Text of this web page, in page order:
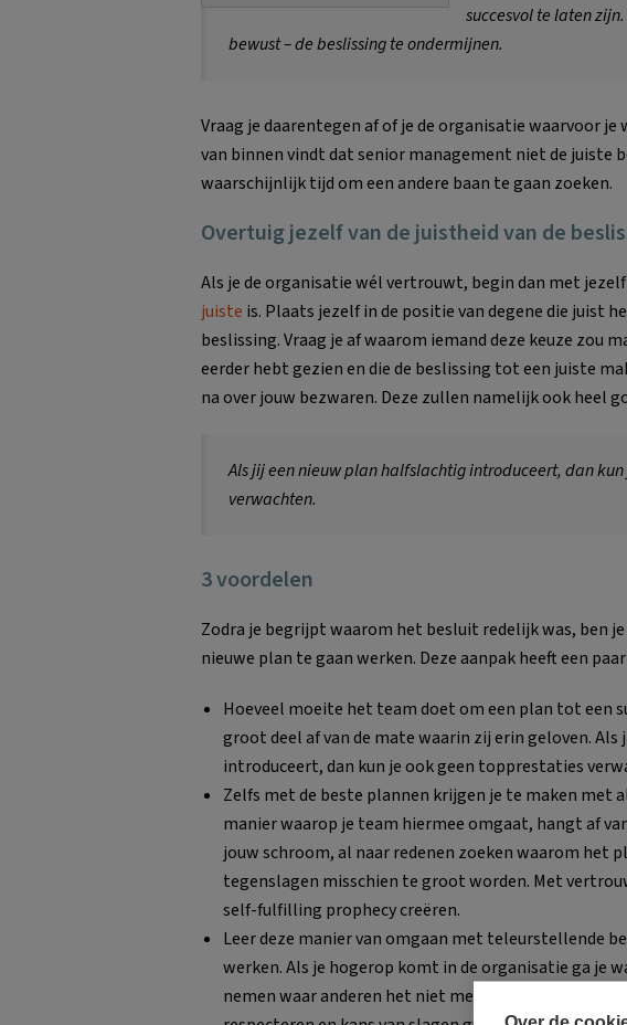
succesvol te laten
bewust – de beslissing te ondermijnen.
Vraag je daarentegen af of je de organisatie waarvoor
van binnen vindt dat senior management niet de juiste
waarschijnlijk tijd om een andere baan te gaan zoeken.
Overtuig jezelf van de juistheid van de
Als je de organisatie wél vertrouwt, begin dan met
juiste is. Plaats jezelf in de positie van degene die juist
beslissing. Vraag je af waarom iemand deze keuze zou
eerder hebt gezien en die de beslissing tot een juiste
na over jouw bezwaren. Deze zullen namelijk ook heel
Als jij een nieuw plan halfslachtig introduceert, dan
verwachten.
3 voordelen
Zodra je begrijpt waarom het besluit redelijk was, ben
nieuwe plan te gaan werken. Deze aanpak heeft een
Hoeveel moeite het team doet om een plan tot een
groot deel af van de mate waarin zij erin geloven.
introduceert, dan kun je ook geen topprestaties
Zelfs met de beste plannen krijgen je te maken met
manier waarop je team hiermee omgaat, hangt af
jouw schroom, al naar redenen zoeken waarom het
tegenslagen misschien te groot worden. Met
self-fulfilling prophecy creëren.
Leer deze manier van omgaan met teleurstellende
werken. Als je hogerop komt in de organisatie ga je
nemen waar anderen het niet mee eens zijn. Je wil